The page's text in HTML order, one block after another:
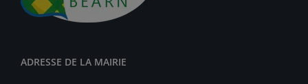
ADRESSE DE LA MAIRIE